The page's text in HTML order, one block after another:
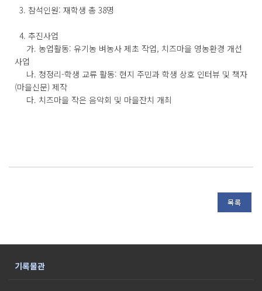
3. 참석인원: 재학생 총 38명
4. 추진사업
가. 농업활동: 유기농 벼농사 제초 작업, 치즈마을 영농환경 개선
사업
나. 청정리-학생 교류 활동: 현지 주민과 학생 상호 인터뷰 및 책자
(마을신문) 제작
다. 치즈마을 작은 음악회 및 마을잔치 개최
목록
기록물관